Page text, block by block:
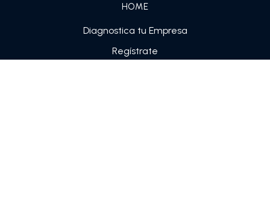
HOME
Diagnostica tu Empresa
Regístrate